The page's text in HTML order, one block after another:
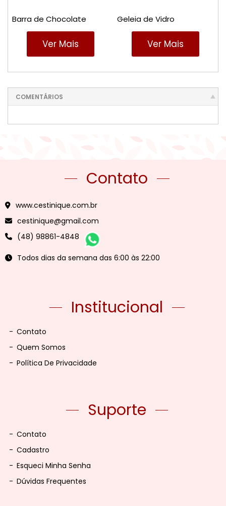
Barra de Chocolate
Ver Mais
Geleia de Vidro
Ver Mais
COMENTÁRIOS
Contato
www.cestinique.com.br
cestinique@gmail.com
(48) 98861-4848
Todos dias da semana das 6:00 às 22:00
Institucional
- Contato
- Quem Somos
- Política De Privacidade
Suporte
- Contato
- Cadastro
- Esqueci Minha Senha
- Dúvidas Frequentes